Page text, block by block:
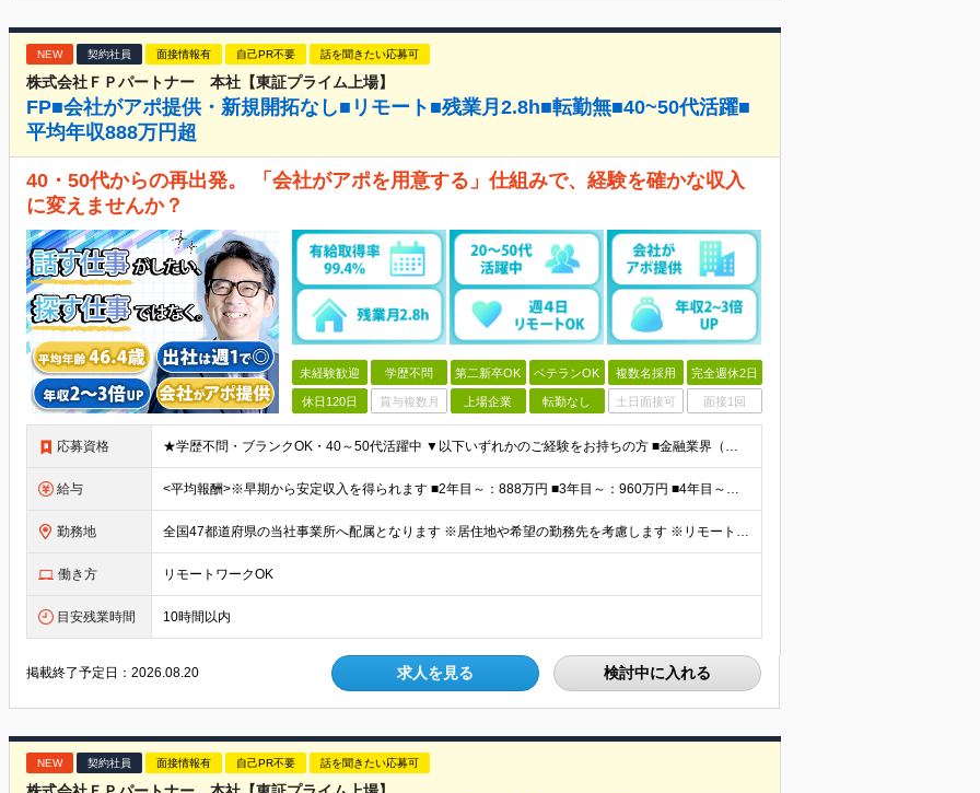
NEW 契約社員 面接情報有 自己PR不要 話を聞きたい応募可
株式会社ＦＰパートナー 本社【東証プライム上場】
FP■会社がアポ提供・新規開拓なし■リモート■残業月2.8h■転勤無■40~50代活躍■
平均年収888万円超
40・50代からの再出発。 「会社がアポを用意する」仕組みで、経験を確かな収入
に変えませんか？
未経験歓迎 学歴不問 第二新卒OK ベテランOK 複数名採用 完全週休2日
休日120日 賞与複数月 上場企業 転勤なし 土日面接可 面接1回
応募資格 ★学歴不問・ブランクOK・40～50代活躍中 ▼以下いずれかのご経験をお持ちの方 ■金融業界（保険会社や銀行、証券会社、信用金庫など）での就業経験 ■何かしらの営業経験をお持ちの方 ※ブランクのある方
給与 <平均報酬>※早期から安定収入を得られます ■2年目～：888万円 ■3年目～：960万円 ■4年目～：1028万円 ★成果連動型報酬（営業成績に応じて支給/45時間分固定残業代含む/超過分は別途支
勤務地 全国47都道府県の当社事業所へ配属となります ※居住地や希望の勤務先を考慮します ※リモートワークOK／転勤なし ＜本社＞ 東京都台東区浅草橋1-1-8 FP浅草橋ビル (変更の範囲)上記を除く当
働き方 リモートワークOK
目安残業時間 10時間以内
掲載終了予定日：2026.08.20 求人を見る 検討中に入れる
NEW 契約社員 面接情報有 自己PR不要 話を聞きたい応募可